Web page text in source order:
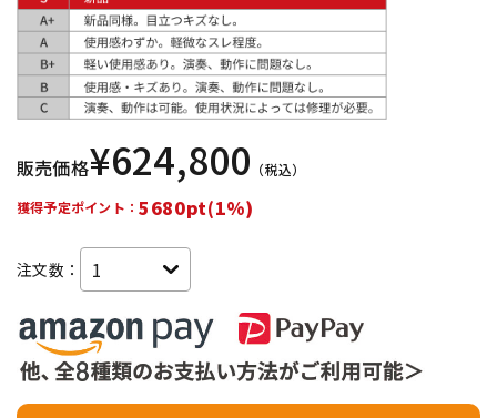
中古 ヴィンテージ
販売価格¥624,800 （税込）
獲得予定ポイント： 5680pt(1%)
注文数：